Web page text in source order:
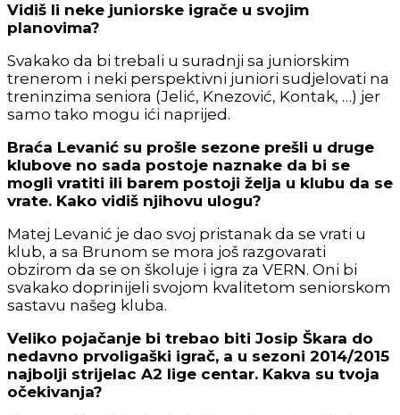
Vidiš li neke juniorske igrače u svojim
planovima?
Svakako da bi trebali u suradnji sa juniorskim
trenerom i neki perspektivni juniori sudjelovati na
treninzima seniora (Jelić, Knezović, Kontak, …) jer
samo tako mogu ići naprijed.
Braća Levanić su prošle sezone prešli u druge
klubove no sada postoje naznake da bi se
mogli vratiti ili barem postoji želja u klubu da se
vrate. Kako vidiš njihovu ulogu?
Matej Levanić je dao svoj pristanak da se vrati u
klub, a sa Brunom se mora još razgovarati
obzirom da se on školuje i igra za VERN. Oni bi
svakako doprinijeli svojom kvalitetom seniorskom
sastavu našeg kluba.
Veliko pojačanje bi trebao biti Josip Škara do
nedavno prvoligaški igrač, a u sezoni 2014/2015
najbolji strijelac A2 lige centar. Kakva su tvoja
očekivanja?